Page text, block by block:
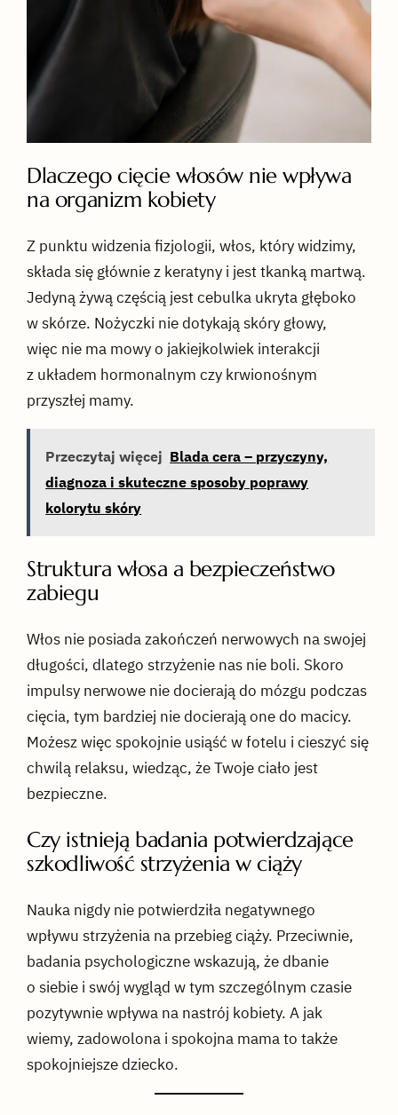
Dlaczego cięcie włosów nie wpływa
na organizm kobiety
Z punktu widzenia fizjologii, włos, który widzimy,
składa się głównie z keratyny i jest tkanką martwą.
Jedyną żywą częścią jest cebulka ukryta głęboko
w skórze. Nożyczki nie dotykają skóry głowy,
więc nie ma mowy o jakiejkolwiek interakcji
z układem hormonalnym czy krwionośnym
przyszłej mamy.
Przeczytaj więcej Blada cera – przyczyny,
diagnoza i skuteczne sposoby poprawy
kolorytu skóry
Struktura włosa a bezpieczeństwo
zabiegu
Włos nie posiada zakończeń nerwowych na swojej
długości, dlatego strzyżenie nas nie boli. Skoro
impulsy nerwowe nie docierają do mózgu podczas
cięcia, tym bardziej nie docierają one do macicy.
Możesz więc spokojnie usiąść w fotelu i cieszyć się
chwilą relaksu, wiedząc, że Twoje ciało jest
bezpieczne.
Czy istnieją badania potwierdzające
szkodliwość strzyżenia w ciąży
Nauka nigdy nie potwierdziła negatywnego
wpływu strzyżenia na przebieg ciąży. Przeciwnie,
badania psychologiczne wskazują, że dbanie
o siebie i swój wygląd w tym szczególnym czasie
pozytywnie wpływa na nastrój kobiety. A jak
wiemy, zadowolona i spokojna mama to także
spokojniejsze dziecko.